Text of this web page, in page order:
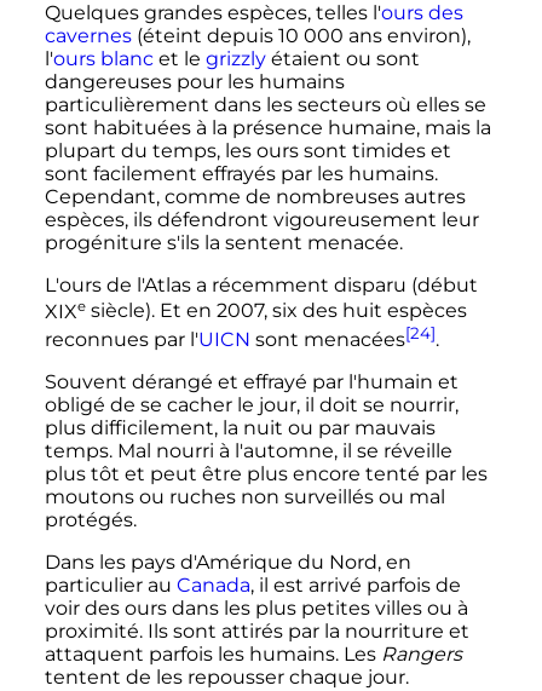
Quelques grandes espèces, telles l'ours des
cavernes(éteint depuis 10 000 ansenviron),
l'ours blancet le grizzlyétaient ou sont
dangereuses pour les humains
particulièrement dans les secteurs où elles se
sont habituées à la présence humaine, mais la
plupart du temps, les ours sont timides et
sont facilement effrayés par les humains.
Cependant, comme de nombreuses autres
espèces, ils défendront vigoureusement leur
progéniture s'ils la sentent menacée.
L'ours de l'Atlas a récemment disparu (début
XIXe siècle). Et en 2007, six des huit espèces
reconnues par l'UICN sont menacées[24].
Souvent dérangé et effrayé par l'humain et
obligé de se cacher le jour, il doit se nourrir,
plus difficilement, la nuit ou par mauvais
temps. Mal nourri à l'automne, il se réveille
plus tôt et peut être plus encore tenté par les
moutons ou ruches non surveillés ou mal
protégés.
Dans les pays d'Amérique du Nord, en
particulier au Canada, il est arrivé parfois de
voir des ours dans les plus petites villes ou à
proximité. Ils sont attirés par la nourriture et
attaquent parfois les humains. Les Rangers
tentent de les repousser chaque jour.